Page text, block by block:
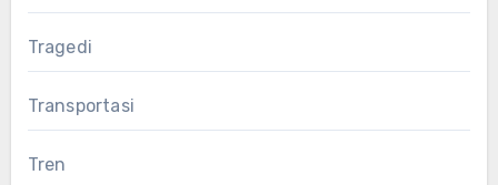
Tragedi
Transportasi
Tren